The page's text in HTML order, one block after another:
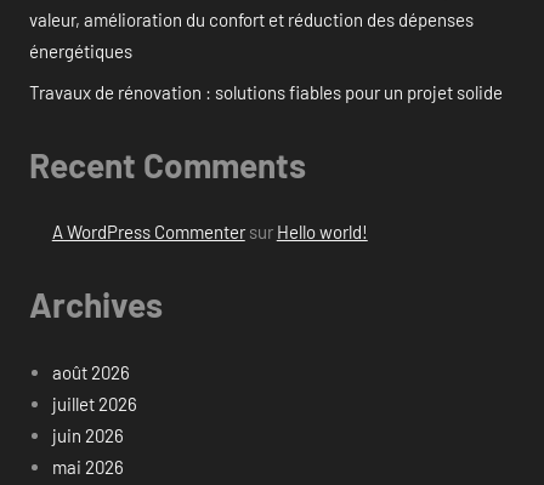
valeur, amélioration du confort et réduction des dépenses
énergétiques
Travaux de rénovation : solutions fiables pour un projet solide
Recent Comments
A WordPress Commentersur Hello world!
Archives
août 2026
juillet 2026
juin 2026
mai 2026